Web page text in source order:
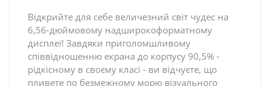
Відкрийте для себе величезний світ чудес на
6,56-дюймовому надширокоформатному
дисплеї! Завдяки приголомшливому
співвідношенню екрана до корпусу 90,5% -
рідкісному в своєму класі - ви відчуєте, що
пливете по безмежному морю візуального